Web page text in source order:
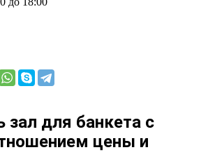
зал для банкета с
цены и